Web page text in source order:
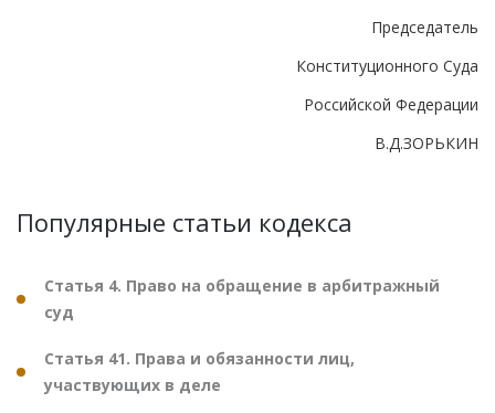
Председатель
Конституционного Суда
Российской Федерации
В.Д.ЗОРЬКИН
Популярные статьи кодекса
Статья 4. Право на обращение в арбитражный
суд
Статья 41. Права и обязанности лиц,
участвующих в деле